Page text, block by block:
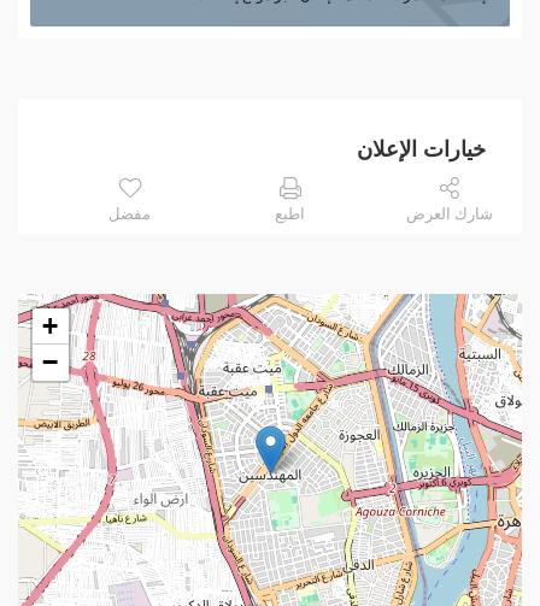
خيارات الإعلان
شارك العرض اطبع مفضل
+
−